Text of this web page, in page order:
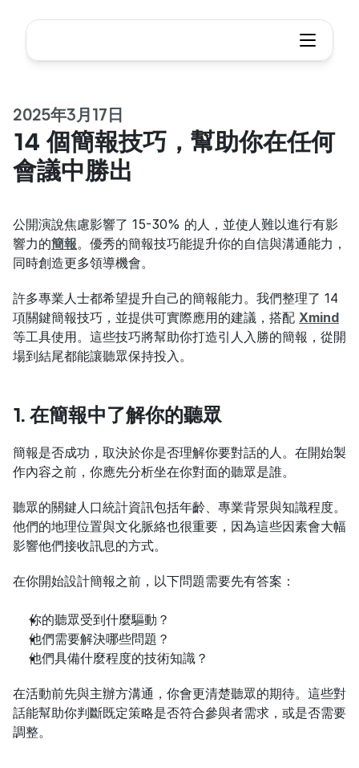
2025年3月17日
14 個簡報技巧，幫助你在任何
會議中勝出
公開演說焦慮影響了 15-30% 的人，並使人難以進行有影
響力的簡報。優秀的簡報技巧能提升你的自信與溝通能力，
同時創造更多領導機會。
許多專業人士都希望提升自己的簡報能力。我們整理了 14
項關鍵簡報技巧，並提供可實際應用的建議，搭配 Xmind
等工具使用。這些技巧將幫助你打造引人入勝的簡報，從開
場到結尾都能讓聽眾保持投入。
1. 在簡報中了解你的聽眾
簡報是否成功，取決於你是否理解你要對話的人。在開始製
作內容之前，你應先分析坐在你對面的聽眾是誰。
聽眾的關鍵人口統計資訊包括年齡、專業背景與知識程度。
他們的地理位置與文化脈絡也很重要，因為這些因素會大幅
影響他們接收訊息的方式。
在你開始設計簡報之前，以下問題需要先有答案：
你的聽眾受到什麼驅動？
他們需要解決哪些問題？
他們具備什麼程度的技術知識？
在活動前先與主辦方溝通，你會更清楚聽眾的期待。這些對
話能幫助你判斷既定策略是否符合參與者需求，或是否需要
調整。